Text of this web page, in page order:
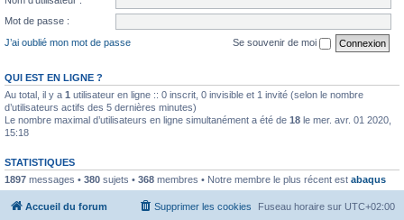
Mot de passe :
J’ai oublié mon mot de passe
Se souvenir de moi
QUI EST EN LIGNE ?
Au total, il y a 1 utilisateur en ligne :: 0 inscrit, 0 invisible et 1 invité (selon le nombre
d’utilisateurs actifs des 5 dernières minutes)
Le nombre maximal d’utilisateurs en ligne simultanément a été de 18 le mer. avr. 01 2020,
15:18
STATISTIQUES
1897 messages • 380 sujets • 368 membres • Notre membre le plus récent est abaqus
Accueil du forum Fuseau horaire sur UTC+02:00
Supprimer les cookies